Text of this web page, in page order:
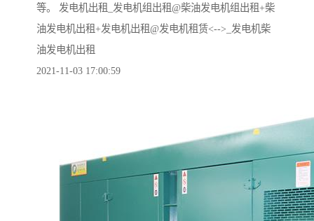
等。 发电机出租_发电机组出租@柴油发电机组出租+柴
油发电机出租+发电机出租@发电机租赁<-->_发电机柴
油发电机出租
2021-11-03 17:00:59